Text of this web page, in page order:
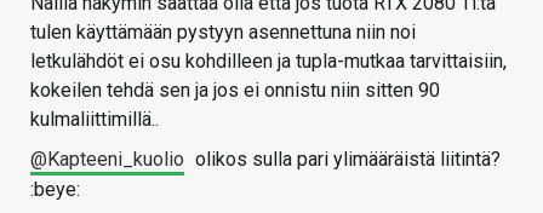
tulen käyttämään pystyyn asennettuna niin noi
letkulähdöt ei osu kohdilleen ja tupla-mutkaa tarvittaisiin,
kokeilen tehdä sen ja jos ei onnistu niin sitten 90
kulmaliittimillä..
@Kapteeni_kuolio olikos sulla pari ylimääräistä liitintä?
:beye: